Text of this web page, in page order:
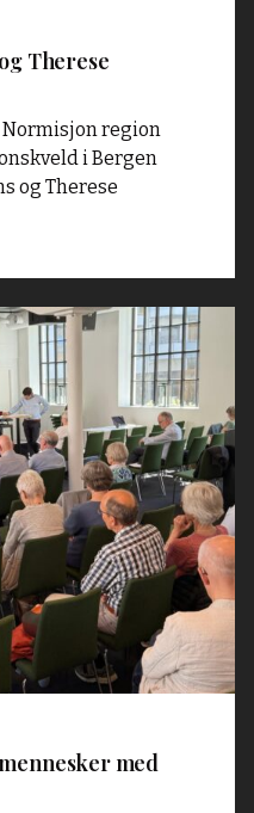
Therese
region
i Bergen
og Therese
med
evangeliet"